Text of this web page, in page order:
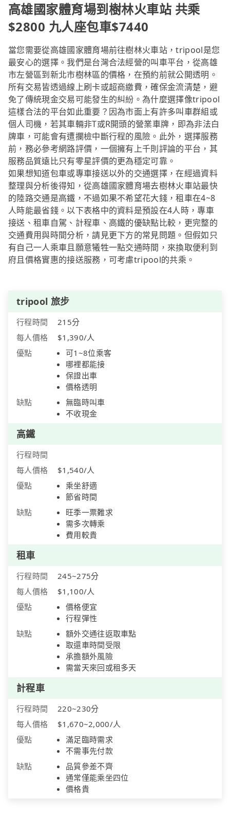
高雄國家體育場到樹林火車站 共乘
$2800 九人座包車$7440
當您需要從高雄國家體育場前往樹林火車站，tripool是您
最安心的選擇。我們是台灣合法經營的叫車平台，從高雄
市左營區到新北市樹林區的價格，在預約前就公開透明。
所有交易皆透過線上刷卡或超商繳費，確保金流清楚，避
免了傳統現金交易可能發生的糾紛。為什麼選擇像tripool
這樣合法的平台如此重要？因為市面上有許多叫車群組或
個人司機，若其車輛非T或R開頭的營業車牌，即為非法白
牌車，可能會有遭攔檢中斷行程的風險。此外，選擇服務
前，務必參考網路評價，一個擁有上千則評論的平台，其
服務品質遠比只有零星評價的更為穩定可靠。
如果想知道包車或專車接送以外的交通選擇，在經過資料
整理與分析後得知，從高雄國家體育場去樹林火車站最快
的陸路交通是高鐵，不過如果不希望花大錢，租車在4~8
人時能最省錢。以下表格中的資料是預設在4人時，專車
接送、租車自駕、計程車、高鐵的優缺點比較，更完整的
交通費用與時間分析，請見更下方的常見問題。但假如只
有自己一人乘車且願意犧牲一點交通時間，來換取便利到
府且價格實惠的接送服務，可考慮tripool的共乘。
tripool 旅步
行程時間
215分
每人價格
$1,390/人
優點
可1~8位乘客
哪裡都能接
保證出車
價格透明
缺點
無臨時叫車
不收現金
高鐵
行程時間
每人價格
$1,540/人
優點
乘坐舒適
節省時間
缺點
旺季一票難求
需多次轉乘
費用較貴
租車
行程時間
245~275分
每人價格
$1,100/人
優點
價格便宜
行程彈性
缺點
額外交通往返取車點
取還車時間受限
承擔額外風險
需當天來回或租多天
計程車
行程時間
220~230分
每人價格
$1,670~2,000/人
優點
滿足臨時需求
不需事先付款
缺點
品質參差不齊
通常僅能乘坐四位
價格貴